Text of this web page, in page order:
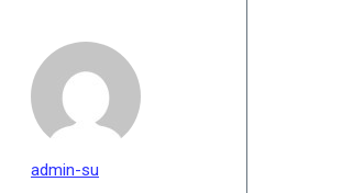
admin-su